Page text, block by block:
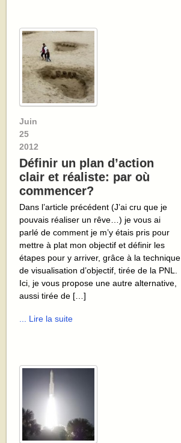
Juin
25
2012
Définir un plan d’action
clair et réaliste: par où
commencer?
Dans l’article précédent (J’ai cru que je
pouvais réaliser un rêve…) je vous ai
parlé de comment je m’y étais pris pour
mettre à plat mon objectif et définir les
étapes pour y arriver, grâce à la technique
de visualisation d’objectif, tirée de la PNL.
Ici, je vous propose une autre alternative,
aussi tirée de […]
... Lire la suite